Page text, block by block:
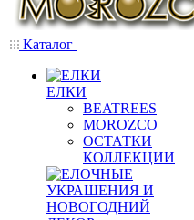
Каталог
ЕЛКИ
BEATREES
MOROZCO
ОСТАТКИ
КОЛЛЕКЦИИ